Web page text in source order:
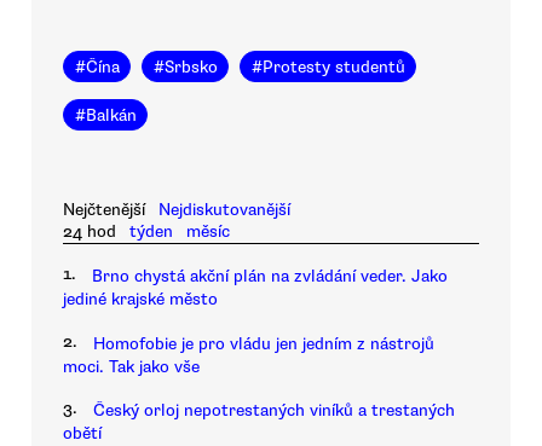
#Čína #Srbsko #Protesty studentů
#Balkán
Nejčtenější
Nejdiskutovanější
24 hod
týden měsíc
1.
Brno chystá akční plán na zvládání veder. Jako
jediné krajské město
2.
Homofobie je pro vládu jen jedním z nástrojů
moci. Tak jako vše
3.
Český orloj nepotrestaných viníků a trestaných
obětí